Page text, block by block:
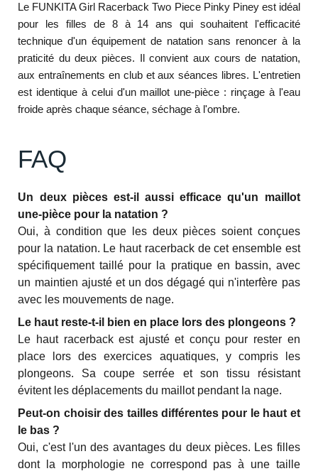
Le FUNKITA Girl Racerback Two Piece Pinky Piney est idéal
pour les filles de 8 à 14 ans qui souhaitent l'efficacité
technique d'un équipement de natation sans renoncer à la
praticité du deux pièces. Il convient aux cours de natation,
aux entraînements en club et aux séances libres. L'entretien
est identique à celui d'un maillot une-pièce : rinçage à l'eau
froide après chaque séance, séchage à l'ombre.
FAQ
Un deux pièces est-il aussi efficace qu'un maillot
une-pièce pour la natation ?
Oui, à condition que les deux pièces soient conçues
pour la natation. Le haut racerback de cet ensemble est
spécifiquement taillé pour la pratique en bassin, avec
un maintien ajusté et un dos dégagé qui n'interfère pas
avec les mouvements de nage.
Le haut reste-t-il bien en place lors des plongeons ?
Le haut racerback est ajusté et conçu pour rester en
place lors des exercices aquatiques, y compris les
plongeons. Sa coupe serrée et son tissu résistant
évitent les déplacements du maillot pendant la nage.
Peut-on choisir des tailles différentes pour le haut et
le bas ?
Oui, c'est l'un des avantages du deux pièces. Les filles
dont la morphologie ne correspond pas à une taille